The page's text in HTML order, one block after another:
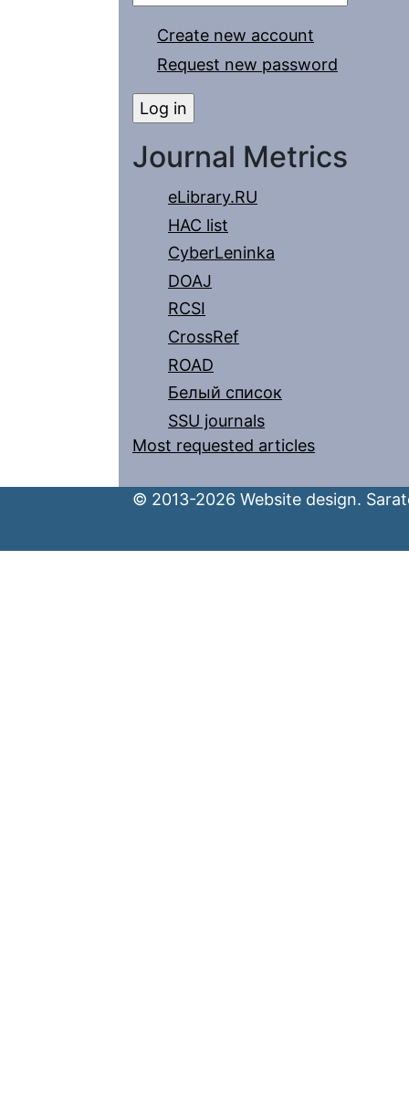
Create new account
Request new password
Journal Metrics
eLibrary.RU
HAC list
CyberLeninka
DOAJ
RCSI
CrossRef
ROAD
Белый список
SSU journals
Most requested articles
© 2013-2026 Website design.